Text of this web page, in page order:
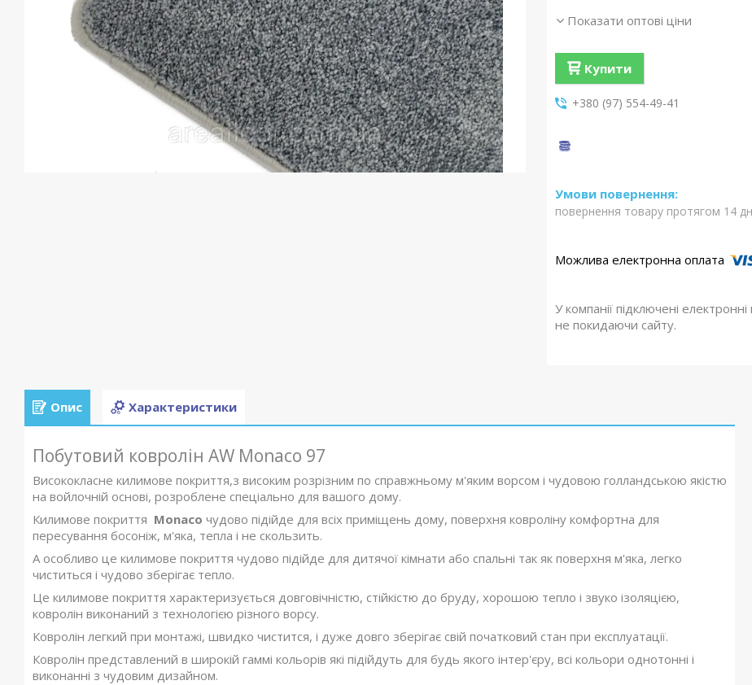
Показати оптові ціни
Купити
+380 (97) 554-49-41
повернення товару протягом 14
У компанії підключені
не покидаючи сайту.
Опис Характеристики
Побутовий ковролін AW Monaco 97
Висококласне килимове покриття,з високим розрізним по справжньому м'яким ворсом і чудовою голландською якістю
на войлочній основі, розроблене спеціально для вашого дому.
Килимове покриття Monaco чудово підійде для всіх приміщень дому, поверхня ковроліну комфортна для
пересування босоніж, м'яка, тепла і не скользить.
А особливо це килимове покриття чудово підійде для дитячої кімнати або спальні так як поверхня м'яка, легко
чиститься і чудово зберігає тепло.
Це килимове покриття характеризується довговічністю, стійкістю до бруду, хорошою тепло і звуко ізоляцією,
ковролін виконаний з технологією різного ворсу.
Ковролін легкий при монтажі, швидко чистится, і дуже довго зберігає свій початковий стан при експлуатації.
Ковролін представлений в широкій гаммі кольорів які підійдуть для будь якого інтер'єру, всі кольори однотонні і
виконанні з чудовим дизайном.